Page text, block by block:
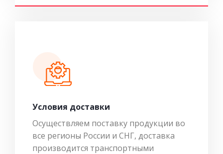
Условия доставки
Осуществляем поставку продукции во
все регионы России и СНГ, доставка
производится транспортными